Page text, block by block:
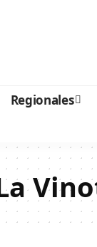
Regionales